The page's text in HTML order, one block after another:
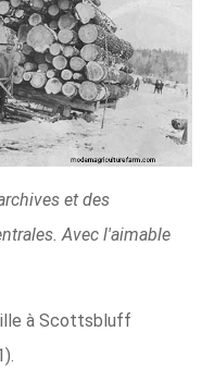
et des
Avec l'aimable
à Scottsbluff